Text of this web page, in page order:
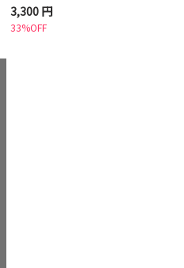
3,300 円
33%OFF